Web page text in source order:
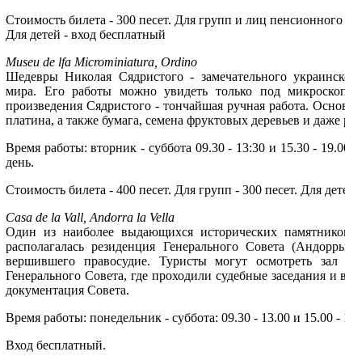
Стоимость билета - 300 песет. Для групп и лиц пенсионного
Для детей - вход бесплатный
Museu de lfa Microminiatura, Ordino
Шедевры Николая Сядристого - замечательного
мира. Его работы можно увидеть только под
произведения Сядристого - тончайшая ручная работа.
платина, а также бумага, семена фруктовых деревьев и даже
Время работы: вторник - субботa 09.30 - 13:30 и 15.30 -
день.
Стоимость билета - 400 песет. Для групп - 300 песет. Для
Casa de la Vall, Andorra la Vella
Один из наиболее выдающихся исторических
располагалась резиденция Генерального Совета
вершившего правосудие. Туристы могут осмотреть
Генерального Совета, где проходили судебные заседания
документация Совета.
Время работы: понeдeльник - субботa: 09.30 - 13.00 и 15.00 -
Вход бeсплaтный.